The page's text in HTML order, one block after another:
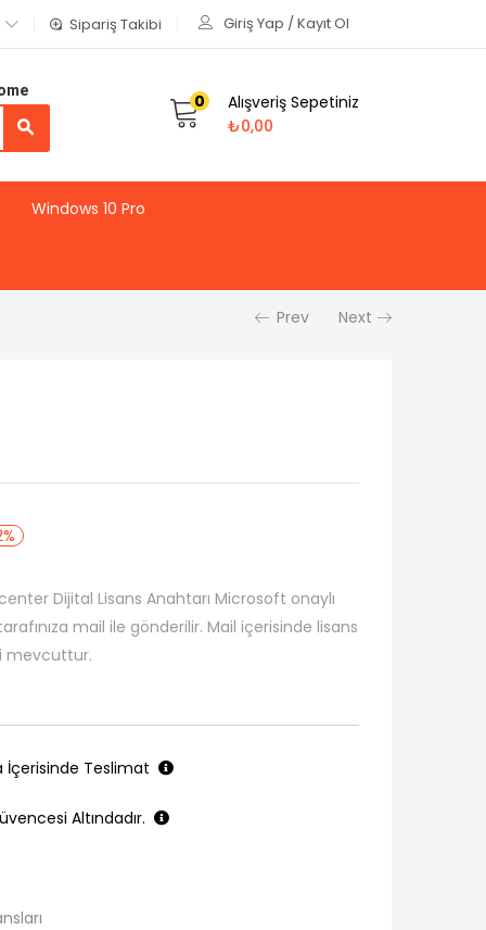
Sipariş Takibi Giriş Yap / Kayıt Ol
0
Alışveriş Sepetiniz
₺0,00
Windows 10 Pro
Prev Next
Dijital Lisans Anahtarı Microsoft onaylı
mail ile gönderilir. Mail içerisinde lisans
mevcuttur.
İçerisinde Teslimat
Altındadır.